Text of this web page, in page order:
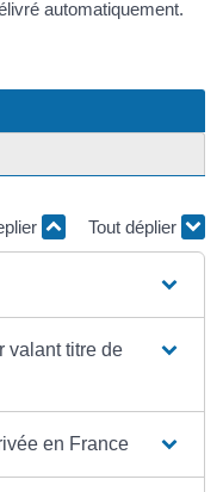
automatiquement.
Tout déplier
valant titre de
en France